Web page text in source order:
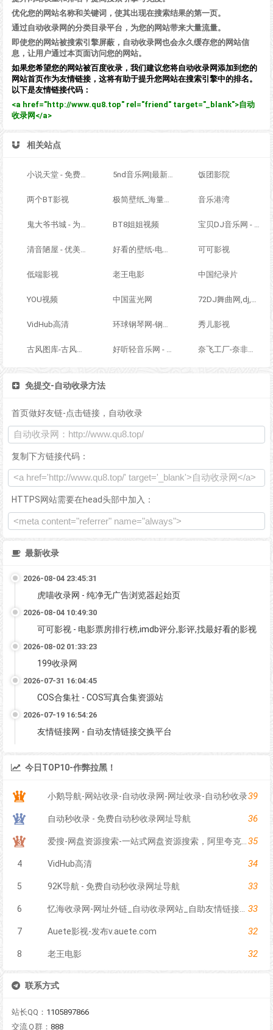
优化您的网站名称和关键词，使其出现在搜索结果的第一页。
通过自动收录网的分类目录平台，为您的网站带来大量流量。
即使您的网站被搜索引擎屏蔽，自动收录网也会永久缓存您的网站信
息，让用户通过本页面访问您的网站。
如果您希望您的网站被百度收录，我们建议您将自动收录网添加到您的
网站首页作为友情链接，这将有助于提升您网站在搜索引擎中的排名。
以下是友情链接代码：
<a href="http://www.qu8.top" rel="friend" target="_blank">自动
收录网</a>
相关站点
小说天堂 - 免费全本小说,TXT小说下载网 5nd音乐网|最新流行歌曲|MP3歌曲免费下载|好听的歌|音乐下载 免费听mp3音乐 饭团影院
两个BT影视 极简壁纸_海量电脑桌面壁纸美图_4K超高清_最潮壁纸网站 音乐港湾
鬼大爷书城 - 为您免费提供在线阅读服务 BT8姐姐视频 宝贝DJ音乐网 - 无损高品质DJ舞曲分享,音质最好的DJ免费下载网站
清音陋屋 - 优美纯音乐精美散文分享网站 好看的壁纸-电脑桌面壁纸图片_高清手机壁纸-qq壁纸网 可可影视
低端影视 老王电影 中国纪录片
YOU视频 中国蓝光网 72DJ舞曲网,dj,dj舞曲
VidHub高清 环球钢琴网-钢琴曲-钢琴谱-钢琴入门-钢琴考级 秀儿影视
古风图库-古风图片,古风写真,古风摄影,古风素材,古风手绘,古风插画,古风水墨 好听轻音乐网 - 最好听的轻音乐分享、试听、欣赏、下载、推荐、排行 奈飞工厂-奈非影视
免提交-自动收录方法
首页做好友链-点击链接，自动收录
复制下方链接代码：
HTTPS网站需要在head头部中加入：
最新收录
2026-08-04 23:45:31
虎喵收录网 - 纯净无广告浏览器起始页
2026-08-04 10:49:30
可可影视 - 电影票房排行榜,imdb评分,影评,找最好看的影视
2026-08-02 01:33:23
199收录网
2026-07-31 16:04:45
COS合集社 - COS写真合集资源站
2026-07-19 16:54:26
友情链接网 - 自动友情链接交换平台
今日TOP10-作弊拉黑！
小鹅导航-网站收录-自动收录网-网址收录-自动秒收录39
自动秒收录 - 免费自动秒收录网址导航 36
爱搜-网盘资源搜索-一站式网盘资源搜索，阿里夸克百度迅雷UC全聚合35
4 VidHub高清 34
5 92K导航 - 免费自动秒收录网址导航 33
6 忆海收录网-网址外链_自动收录网站_自助友情链接平台_网站广告_软文发布_站长交易_站长资源 33
7 Auete影视-发布v.auete.com 32
8 老王电影 32
联系方式
站长QQ： 1105897866
交流Ｑ群： 888